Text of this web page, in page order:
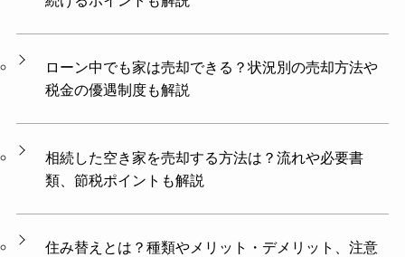
ローン中でも家は売却できる？状況別の売却方法や
税金の優遇制度も解説
相続した空き家を売却する方法は？流れや必要書
類、節税ポイントも解説
住み替えとは？種類やメリット・デメリット、注意